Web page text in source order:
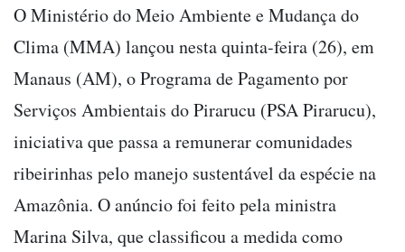
O Ministério do Meio Ambiente e Mudança do
Clima (MMA) lançou nesta quinta-feira (26), em
Manaus (AM), o Programa de Pagamento por
Serviços Ambientais do Pirarucu (PSA Pirarucu),
iniciativa que passa a remunerar comunidades
ribeirinhas pelo manejo sustentável da espécie na
Amazônia. O anúncio foi feito pela ministra
Marina Silva, que classificou a medida como